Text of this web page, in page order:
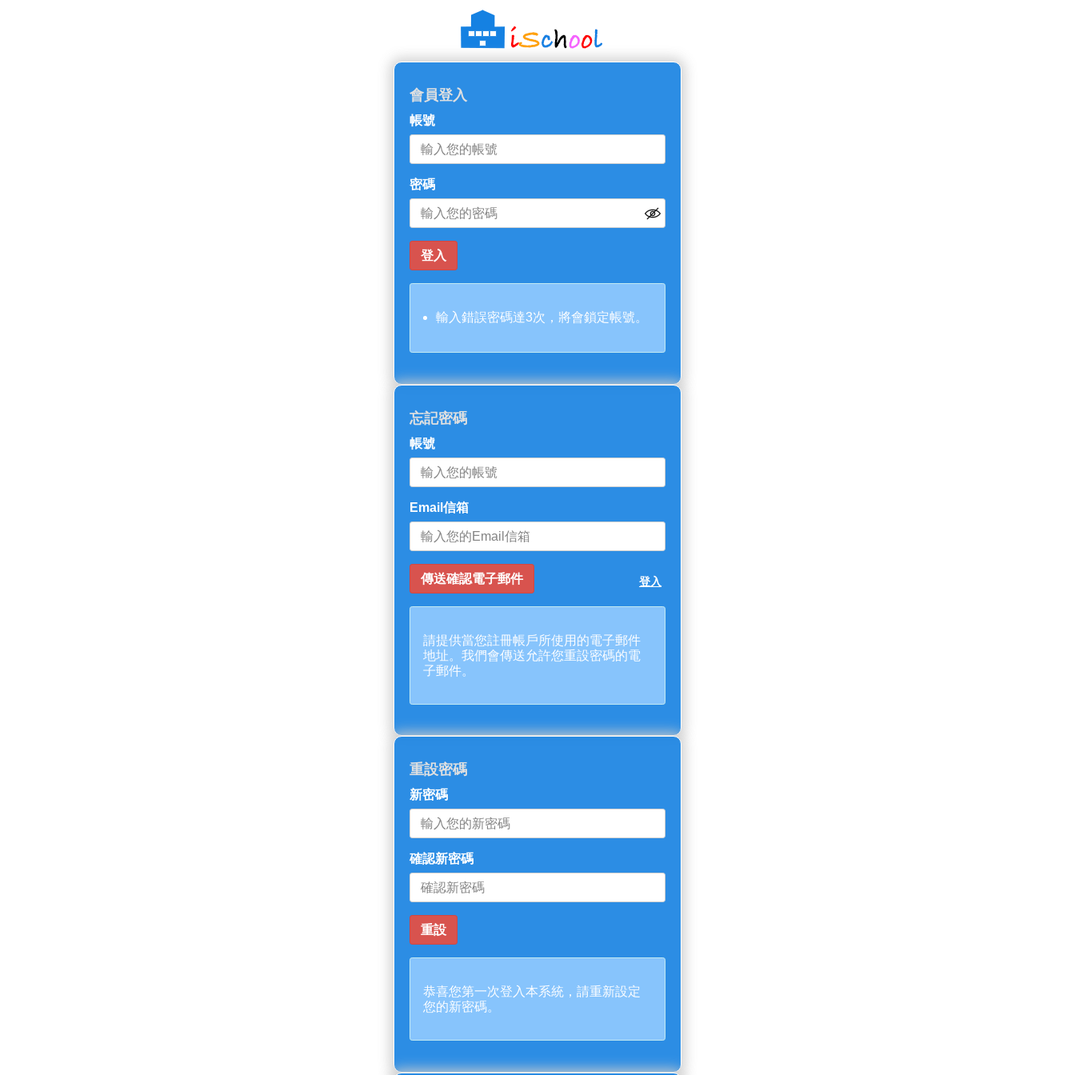
會員登入
帳號
密碼
輸入錯誤密碼達3次，將會鎖定帳號。
忘記密碼
帳號
Email信箱
登入
請提供當您註冊帳戶所使用的電子郵件
地址。我們會傳送允許您重設密碼的電
子郵件。
重設密碼
新密碼
確認新密碼
恭喜您第一次登入本系統，請重新設定
您的新密碼。